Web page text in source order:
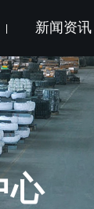
| 新闻资讯
心